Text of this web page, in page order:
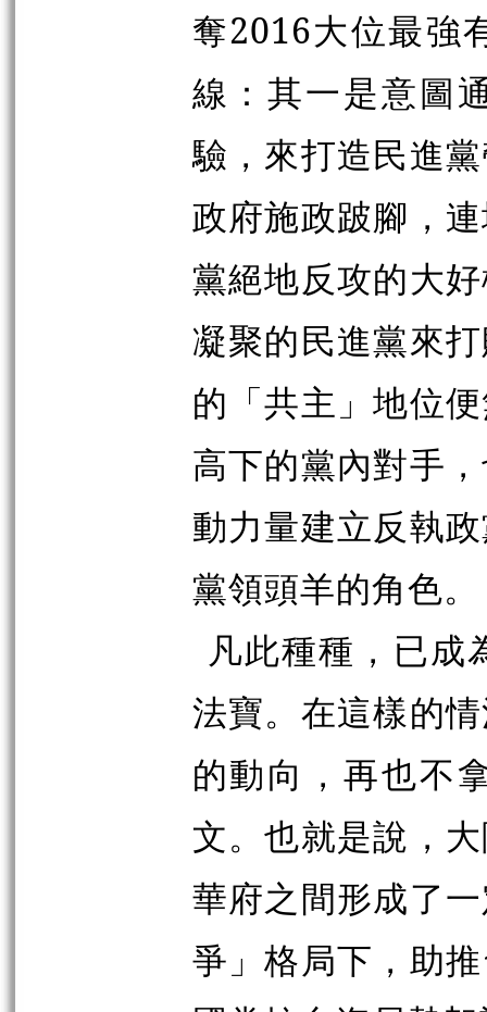
奪2016大位最強
線：其一是意圖
驗，來打造民進
政府施政跛腳，
黨絕地反攻的大
凝聚的民進黨來
的「共主」地位
高下的黨內對手
動力量建立反執
黨領頭羊的角色。
凡此種種，已成
法寶。在這樣的
的動向，再也不
文。也就是說，
華府之間形成了
爭」格局下，助